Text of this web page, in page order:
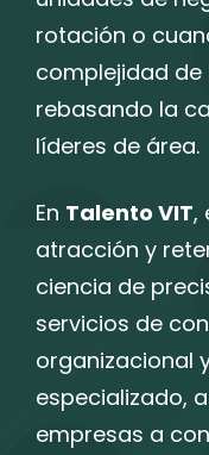
rotación o
complejidad
rebasando la
líderes de área.
En Talento VIT,
atracción y
ciencia de
servicios de
organizacional
especializado,
empresas a